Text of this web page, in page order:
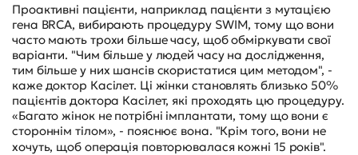
Проактивні пацієнти, наприклад пацієнти з мутацією
гена BRCA, вибирають процедуру SWIM, тому що вони
часто мають трохи більше часу, щоб обміркувати свої
варіанти. "Чим більше у людей часу на дослідження,
тим більше у них шансів скористатися цим методом", -
каже доктор Касілет. Ці жінки становлять близько 50%
пацієнтів доктора Касілет, які проходять цю процедуру.
«Багато жінок не потрібні імплантати, тому що вони є
стороннім тілом», - пояснює вона. "Крім того, вони не
хочуть, щоб операція повторювалася кожні 15 років".